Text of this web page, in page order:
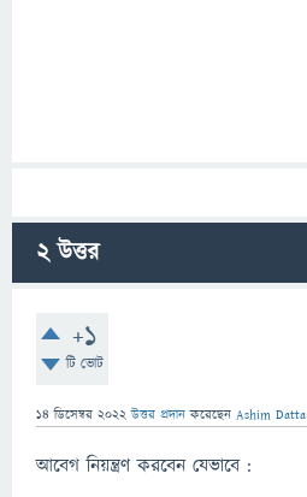
2উত্তর
+1
টি ভোট
14 ডিসেম্বর 2022 উত্তর প্রদান করেছেন Ashim Datta
আবেগ নিয়ন্ত্রণ করবেন যেভাবে :